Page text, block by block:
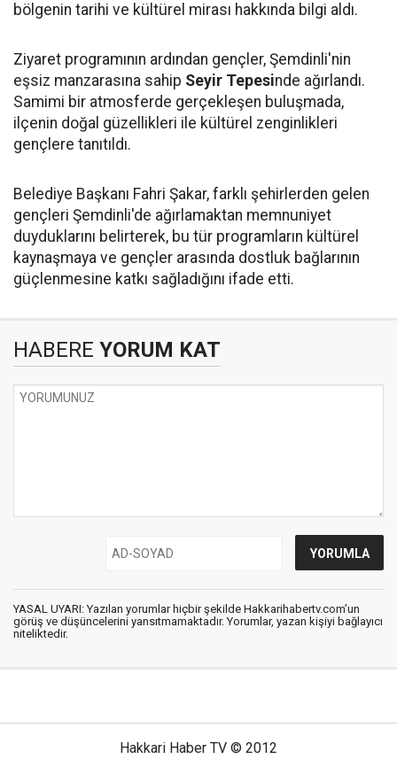
bölgenin tarihi ve kültürel mirası hakkında bilgi aldı.
Ziyaret programının ardından gençler, Şemdinli'nin
eşsiz manzarasına sahip Seyir Tepesinde ağırlandı.
Samimi bir atmosferde gerçekleşen buluşmada,
ilçenin doğal güzellikleri ile kültürel zenginlikleri
gençlere tanıtıldı.
Belediye Başkanı Fahri Şakar, farklı şehirlerden gelen
gençleri Şemdinli'de ağırlamaktan memnuniyet
duyduklarını belirterek, bu tür programların kültürel
kaynaşmaya ve gençler arasında dostluk bağlarının
güçlenmesine katkı sağladığını ifade etti.
HABERE YORUM KAT
YASAL UYARI: Yazılan yorumlar hiçbir şekilde Hakkarihabertv.com’un
görüş ve düşüncelerini yansıtmamaktadır. Yorumlar, yazan kişiyi bağlayıcı
niteliktedir.
Hakkari Haber TV © 2012